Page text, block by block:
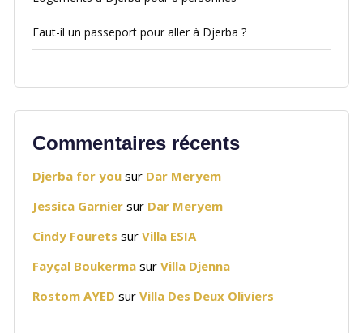
Faut-il un passeport pour aller à Djerba ?
Commentaires récents
Djerba for you sur Dar Meryem
Jessica Garnier sur Dar Meryem
Cindy Fourets sur Villa ESIA
Fayçal Boukerma sur Villa Djenna
Rostom AYED sur Villa Des Deux Oliviers